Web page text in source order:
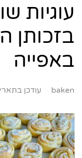
עוגיות
בזכותן
באפייה
baken עודכן